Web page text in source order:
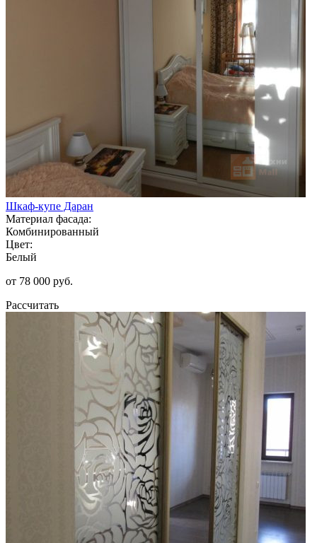
Шкаф-купе Даран
Материал фасада:
Комбинированный
Цвет:
Белый
от 78 000 руб.
Рассчитать